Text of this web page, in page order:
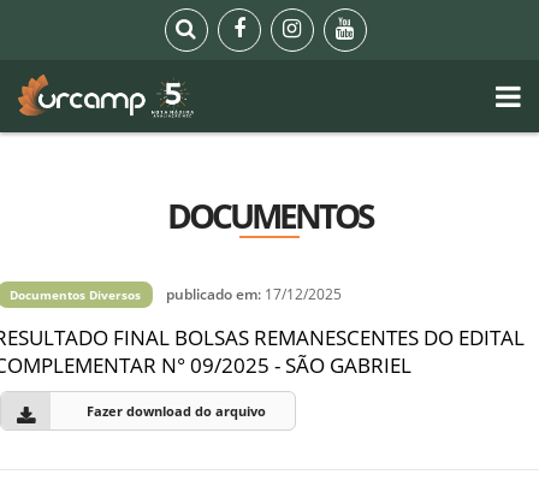
DOCUMENTOS
Documentos Diversos publicado em: 17/12/2025
FINAL BOLSAS REMANESCENTES DO EDITAL
N° 09/2025 - SÃO GABRIEL
Fazer download do arquivo